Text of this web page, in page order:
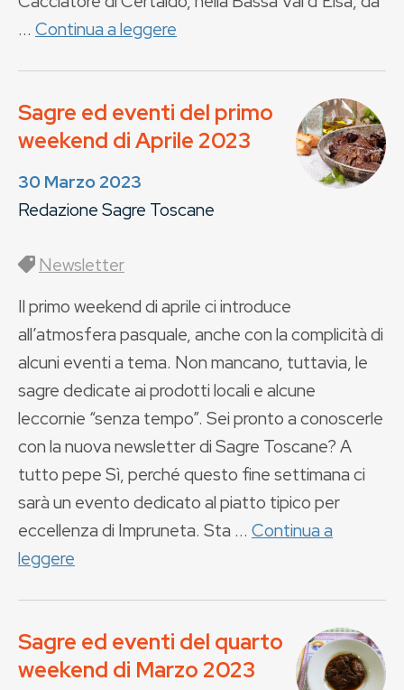
... Continua a leggere
Sagre ed eventi del primo
weekend di Aprile 2023
30 Marzo 2023
Redazione Sagre Toscane
Newsletter
Il primo weekend di aprile ci introduce
all’atmosfera pasquale, anche con la complicità di
alcuni eventi a tema. Non mancano, tuttavia, le
sagre dedicate ai prodotti locali e alcune
leccornie “senza tempo”. Sei pronto a conoscerle
con la nuova newsletter di Sagre Toscane? A
tutto pepe Sì, perché questo fine settimana ci
sarà un evento dedicato al piatto tipico per
eccellenza di Impruneta. Sta ... Continua a
leggere
Sagre ed eventi del quarto
weekend di Marzo 2023